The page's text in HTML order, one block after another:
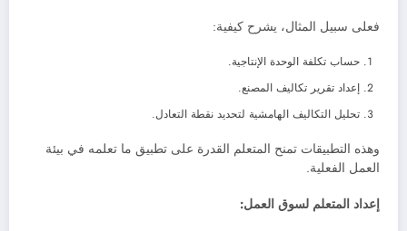
فعلى سبيل المثال، يشرح كيفية:
حساب تكلفة الوحدة الإنتاجية.
إعداد تقرير تكاليف المصنع.
تحليل التكاليف الهامشية لتحديد نقطة التعادل.
وهذه التطبيقات تمنح المتعلم القدرة على تطبيق ما تعلمه في بيئة
العمل الفعلية.
إعداد المتعلم لسوق العمل: